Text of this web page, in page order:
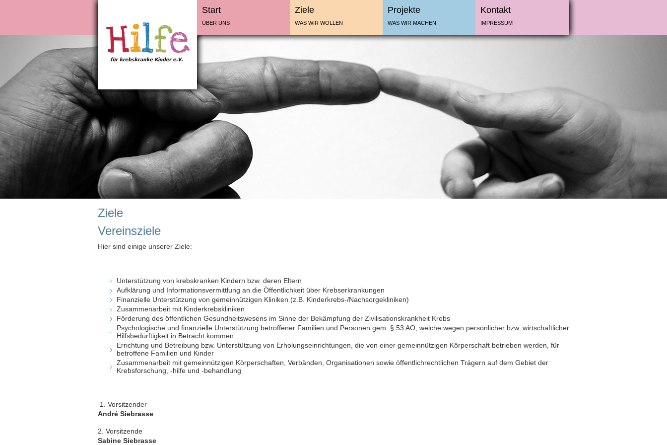
Start
ÜBER UNS
Ziele
WAS WIR WOLLEN
Projekte
WAS WIR MACHEN
Kontakt
IMPRESSUM
Ziele
Vereinsziele
Hier sind einige unserer Ziele:
Unterstützung von krebskranken Kindern bzw. deren Eltern
Aufklärung und Informationsvermittlung an die Öffentlichkeit über Krebserkrankungen
Finanzielle Unterstützung von gemeinnützigen Kliniken (z.B. Kinderkrebs-/Nachsorgekliniken)
Zusammenarbeit mit Kinderkrebskliniken
Förderung des öffentlichen Gesundheitswesens im Sinne der Bekämpfung der Zivilisationskrankheit Krebs
Psychologische und finanzielle Unterstützung betroffener Familien und Personen gem. § 53 AO, welche wegen persönlicher bzw. wirtschaftlicher
Hilfsbedürftigkeit in Betracht kommen
Errichtung und Betreibung bzw. Unterstützung von Erholungseinrichtungen, die von einer gemeinnützigen Körperschaft betrieben werden, für
betroffene Familien und Kinder
Zusammenarbeit mit gemeinnützigen Körperschaften, Verbänden, Organisationen sowie öffentlichrechtlichen Trägern auf dem Gebiet der
Krebsforschung, -hilfe und -behandlung
1. Vorsitzender
André Siebrasse
2. Vorsitzende
Sabine Siebrasse